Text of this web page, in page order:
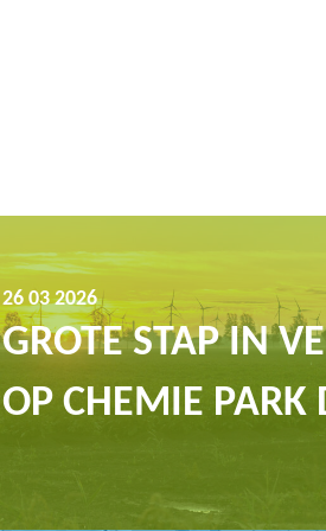
26 03 2026
GROTE STAP IN
OP CHEMIE PARK